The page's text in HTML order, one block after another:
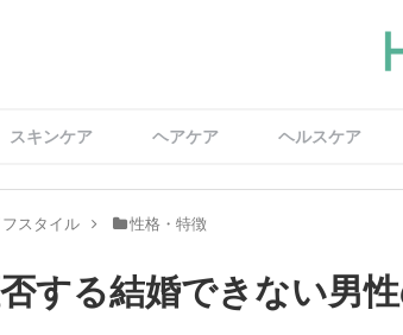
スキンケア ヘアケア ヘルスケア
フスタイル 性格・特徴
する結婚できない男性